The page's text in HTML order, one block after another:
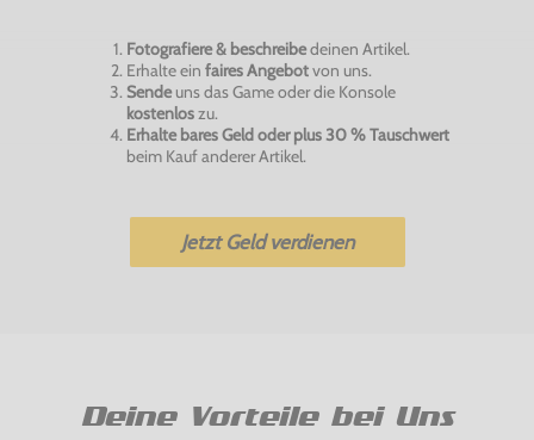
Fotografiere & beschreibedeinen Artikel.
Erhalte ein faires Angebotvon uns.
Sendeuns das Game oder die Konsole
kostenloszu.
Erhalte bares Geld oder plus 30 % Tauschwert
beim Kauf anderer Artikel.
Jetzt Geld verdienen
Deine Vorteile bei Uns